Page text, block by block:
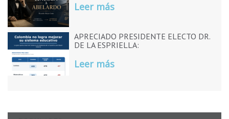
Leer más
APRECIADO PRESIDENTE ELECTO DR.
DE LA ESPRIELLA:
Leer más